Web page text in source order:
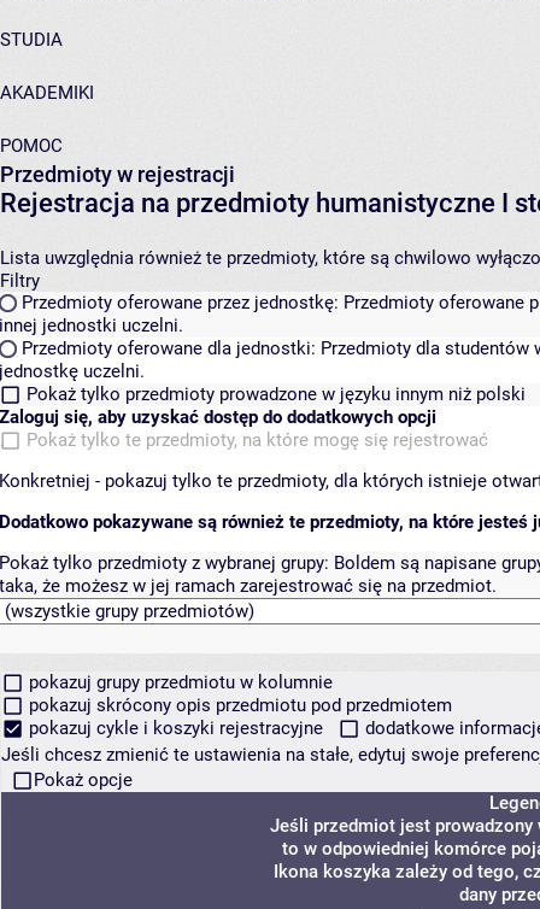
STUDIA
AKADEMIKI
POMOC
Przedmioty w rejestracji
Rejestracja na przedmioty humanistyczne I
Lista uwzględnia również te przedmioty, które są chwilowo
Filtry
Przedmioty oferowane przez jednostkę: Przedmioty oferowane
innej jednostki uczelni.
Przedmioty oferowane dla jednostki: Przedmioty dla studentów
jednostkę uczelni.
Pokaż tylko przedmioty prowadzone w języku innym niż polski
Zaloguj się, aby uzyskać dostęp do dodatkowych opcji
Pokaż tylko te przedmioty, na które mogę się rejestrować
Konkretniej - pokazuj tylko te przedmioty, dla których istnieje
Dodatkowo pokazywane są również te przedmioty, na które jesteś
Pokaż tylko przedmioty z wybranej grupy: Boldem są napisane
taka, że możesz w jej ramach zarejestrować się na przedmiot.
pokazuj grupy przedmiotu w kolumnie
pokazuj skrócony opis przedmiotu pod przedmiotem
pokazuj cykle i koszyki rejestracyjne
dodatkowe
Jeśli chcesz zmienić te ustawienia na stałe, edytuj swoje
Pokaż opcje
Jeśli przedmiot jest prowadzony
to w odpowiedniej komórce
Ikona koszyka zależy od tego,
dany